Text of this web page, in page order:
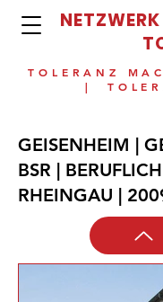
TOLERANZ
|
GEISENHEIM |
BSR |
RHEINGAU |